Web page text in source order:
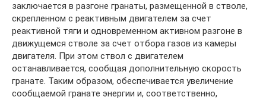
заключается в разгоне гранаты, размещенной в стволе,
скрепленном с реактивным двигателем за счет
реактивной тяги и одновременном активном разгоне в
движущемся стволе за счет отбора газов из камеры
двигателя. При этом ствол с двигателем
останавливается, сообщая дополнительную скорость
гранате. Таким образом, обеспечивается увеличение
сообщаемой гранате энергии и, соответственно,